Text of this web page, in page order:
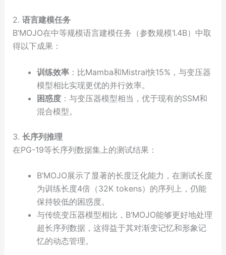
2. 语言建模任务
B’MOJO在中等规模语言建模任务（参数规模1.4B）中取
得以下成果：
训练效率：比Mamba和Mistral快15%，与变压器
模型相比实现更优的并行效率。
困惑度：与变压器模型相当，优于现有的SSM和
混合模型。
3. 长序列推理
在PG-19等长序列数据集上的测试结果：
B’MOJO展示了显著的长度泛化能力，在测试长度
为训练长度4倍（32K tokens）的序列上，仍能
保持较低的困惑度。
与传统变压器模型相比，B’MOJO能够更好地处理
超长序列数据，这得益于其对渐变记忆和形象记
忆的动态管理。